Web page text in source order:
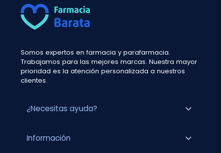
Somos expertos en farmacia y parafarmacia.
Trabajamos para las mejores marcas. Nuestra mayor
prioridad es la atención personalizada a nuestros
clientes.
¿Necesitas ayuda? expand_more
Información expand_more